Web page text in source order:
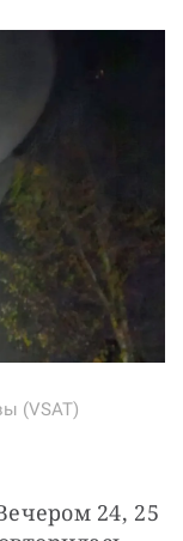
(VSAT)
24, 25